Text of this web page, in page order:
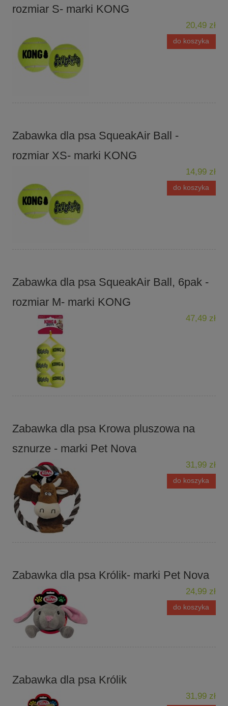
rozmiar S- marki KONG
20,49 zł
do koszyka
Zabawka dla psa SqueakAir Ball -
rozmiar XS- marki KONG
14,99 zł
do koszyka
Zabawka dla psa SqueakAir Ball, 6pak -
rozmiar M- marki KONG
47,49 zł
Zabawka dla psa Krowa pluszowa na
sznurze - marki Pet Nova
31,99 zł
do koszyka
Zabawka dla psa Królik- marki Pet Nova
24,99 zł
do koszyka
Zabawka dla psa Królik
31,99 zł